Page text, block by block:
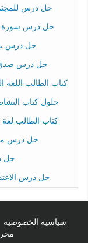
حل درس
حل درس سورة الواقعة 57-74 تربية
حل درس
حل درس صدق
كتاب الطالب اللغة
حلول كتاب
كتاب الطالب لغة
حل درس
حل
حل درس
سياسية الخصوصية